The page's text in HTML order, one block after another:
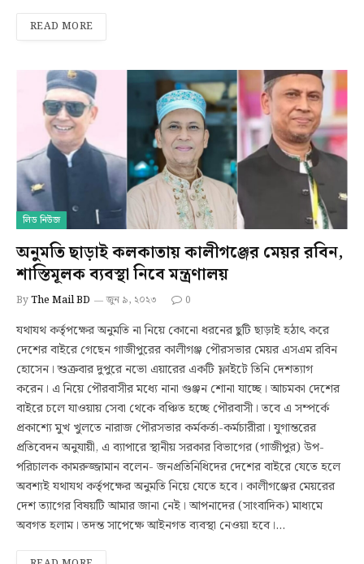
READ MORE
লিড নিউজ
অনুমতি ছাড়াই কলকাতায় কালীগঞ্জের মেয়র রবিন,
শাস্তিমূলক ব্যবস্থা নিবে মন্ত্রণালয়
ByThe Mail BD জুন ৯, ২০২৩ 0
যথাযথ কর্তৃপক্ষের অনুমতি না নিয়ে কোনো ধরনের ছুটি ছাড়াই হঠাৎ করে
দেশের বাইরে গেছেন গাজীপুরের কালীগঞ্জ পৌরসভার মেয়র এসএম রবিন
হোসেন। শুক্রবার দুপুরে নভো এয়ারের একটি ফ্লাইটে তিনি দেশত্যাগ
করেন। এ নিয়ে পৌরবাসীর মধ্যে নানা গুঞ্জন শোনা যাচ্ছে। আচমকা দেশের
বাইরে চলে যাওয়ায় সেবা থেকে বঞ্চিত হচ্ছে পৌরবাসী। তবে এ সম্পর্কে
প্রকাশ্যে মুখ খুলতে নারাজ পৌরসভার কর্মকর্তা-কর্মচারীরা। যুগান্তরের
প্রতিবেদন অনুযায়ী, এ ব্যাপারে স্থানীয় সরকার বিভাগের (গাজীপুর) উপ-
পরিচালক কামরুজ্জামান বলেন- জনপ্রতিনিধিদের দেশের বাইরে যেতে হলে
অবশ্যই যথাযথ কর্তৃপক্ষের অনুমতি নিয়ে যেতে হবে। কালীগঞ্জের মেয়রের
দেশ ত্যাগের বিষয়টি আমার জানা নেই। আপনাদের (সাংবাদিক) মাধ্যমে
অবগত হলাম। তদন্ত সাপেক্ষে আইনগত ব্যবস্থা নেওয়া হবে।…